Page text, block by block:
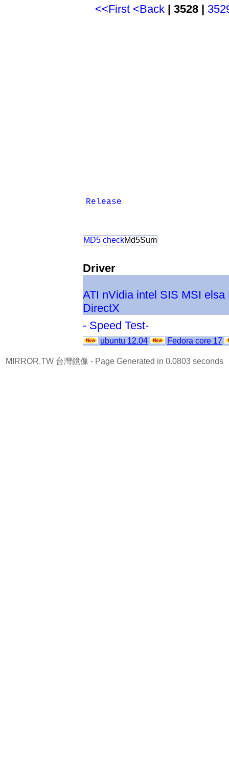
<<First <Back | 3528 |
Release
MD5 checkMd5Sum
Driver
ATI nVidia intel SIS MSI elsa
DirectX
- Speed Test-
ubuntu 12.04 Fedora core 17
MIRROR.TW 台灣鏡像 - Page Generated in 0.0803 seconds